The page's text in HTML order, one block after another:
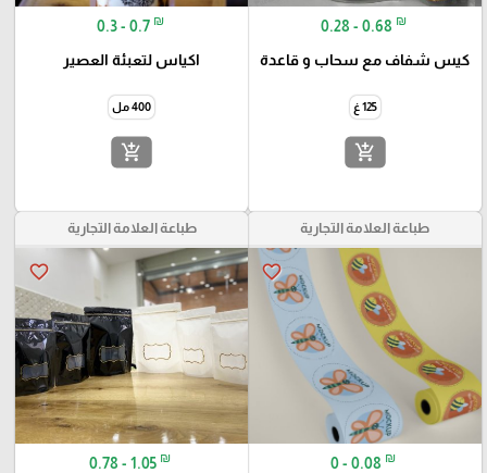
0.28 - 0.68 ₪
كيس شفاف مع سحاب و قاعدة
125 غ
add_shopping_cart
0.3 - 0.7 ₪
اكياس لتعبئة العصير
400 مل
add_shopping_cart
طباعة العلامة التجارية
favorite_border
0 - 0.08 ₪
طباعة العلامة التجارية
favorite_border
0.78 - 1.05 ₪